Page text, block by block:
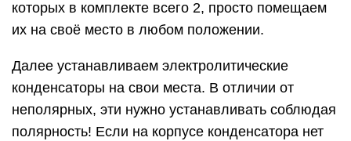
которых в комплекте всего 2, просто помещаем
их на своё место в любом положении.
Далее устанавливаем электролитические
конденсаторы на свои места. В отличии от
неполярных, эти нужно устанавливать соблюдая
полярность! Если на корпусе конденсатора нет